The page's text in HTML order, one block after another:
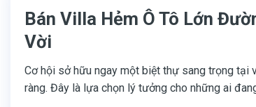
Bán Villa Hẻm Ô Tô Lớn
Vời
Cơ hội sở hữu ngay một biệt thự sang trọng tại
ràng. Đây là lựa chọn lý tưởng cho những ai